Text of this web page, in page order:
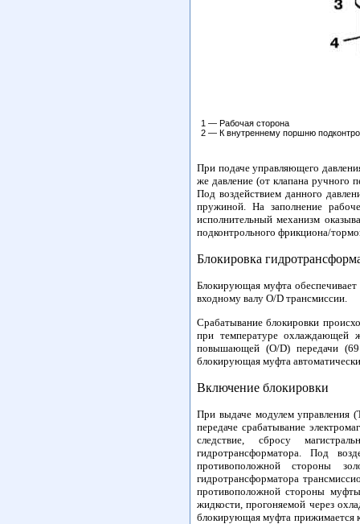
1 — Рабочая сторона
2 — К внутреннему поршню
При подаче управляющего
же давление (от клапана ручного
Под воздействием данного
пружиной. На заполнение
исполнительный механизм
подконтрольного фрикциона/
Блокировка
Блокирующая муфта обеспечивает
входному валу O/D трансмиссии.
Срабатывание блокировки
при температуре охлаждающей
повышающей (O/D) передачи
блокирующая муфта
Включение блокировки
При выдаче модулем управления
передаче срабатывание
следствие, сбросу
гидротрансформатора. Под
противоположной стороны
гидротрансформатора
противоположной стороны
жидкости, прогоняемой через
блокирующая муфта прижимается